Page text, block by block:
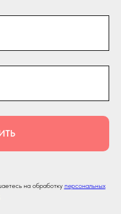
на обработку персональных